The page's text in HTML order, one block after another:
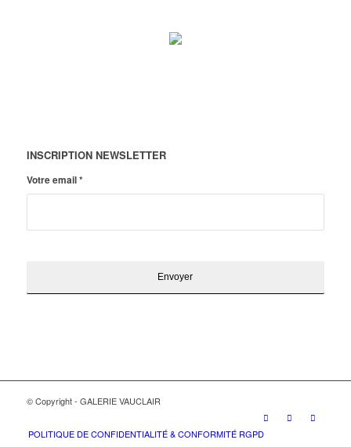
INSCRIPTION NEWSLETTER
Votre email*
© Copyright - GALERIE VAUCLAIR
POLITIQUE DE CONFIDENTIALITÉ & CONFORMITÉ RGPD